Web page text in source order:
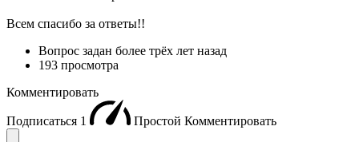
Всем спасибо за ответы!!
Вопрос задан более трёх лет назад
193 просмотра
Комментировать
Подписаться 1 Простой Комментировать